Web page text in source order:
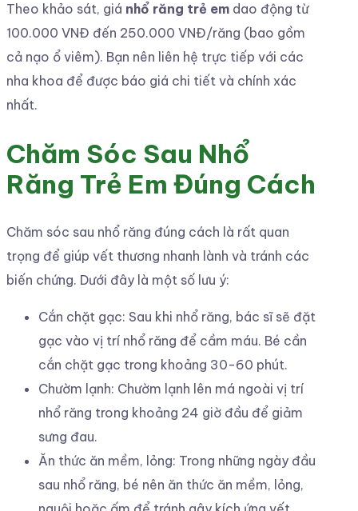
Theo khảo sát, giá nhổ răng trẻ em dao động từ
100.000 VNĐ đến 250.000 VNĐ/răng (bao gồm
cả nạo ổ viêm). Bạn nên liên hệ trực tiếp với các
nha khoa để được báo giá chi tiết và chính xác
nhất.
Chăm Sóc Sau Nhổ
Răng Trẻ Em Đúng Cách
Chăm sóc sau nhổ răng đúng cách là rất quan
trọng để giúp vết thương nhanh lành và tránh các
biến chứng. Dưới đây là một số lưu ý:
Cắn chặt gạc: Sau khi nhổ răng, bác sĩ sẽ đặt
gạc vào vị trí nhổ răng để cầm máu. Bé cần
cắn chặt gạc trong khoảng 30-60 phút.
Chườm lạnh: Chườm lạnh lên má ngoài vị trí
nhổ răng trong khoảng 24 giờ đầu để giảm
sưng đau.
Ăn thức ăn mềm, lỏng: Trong những ngày đầu
sau nhổ răng, bé nên ăn thức ăn mềm, lỏng,